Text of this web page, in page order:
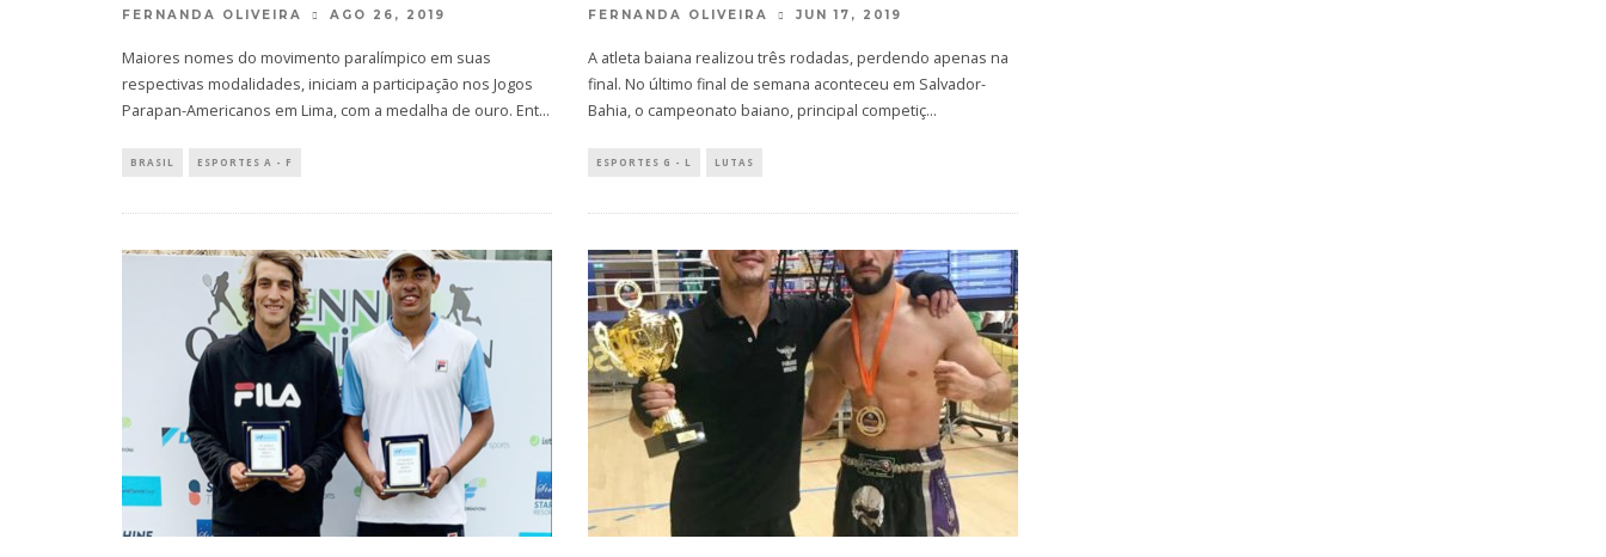
FERNANDA OLIVEIRA AGO 26, 2019
Maiores nomes do movimento paralímpico em suas
respectivas modalidades, iniciam a participação nos Jogos
Parapan-Americanos em Lima, com a medalha de ouro. Ent...
BRASIL ESPORTES A - F
FERNANDA OLIVEIRA JUN 17, 2019
A atleta baiana realizou três rodadas, perdendo apenas na
final. No último final de semana aconteceu em Salvador-
Bahia, o campeonato baiano, principal competiç...
ESPORTES G - L LUTAS